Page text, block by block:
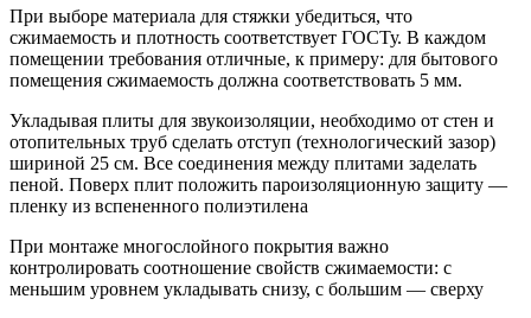
При выборе материала для стяжки убедиться, что
сжимаемость и плотность соответствует ГОСТу. В каждом
помещении требования отличные, к примеру: для бытового
помещения сжимаемость должна соответствовать 5 мм.
Укладывая плиты для звукоизоляции, необходимо от стен и
отопительных труб сделать отступ (технологический зазор)
шириной 25 см. Все соединения между плитами заделать
пеной. Поверх плит положить пароизоляционную защиту —
пленку из вспененного полиэтилена
При монтаже многослойного покрытия важно
контролировать соотношение свойств сжимаемости: с
меньшим уровнем укладывать снизу, с большим — сверху